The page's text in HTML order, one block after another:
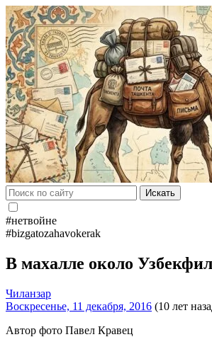
Искать
#нетвойне
#bizgatozahavokerak
В махалле около
Чиланзар
Воскресенье, 11 декабря, 2016 (10 лет
Автор фото Павел Кравец